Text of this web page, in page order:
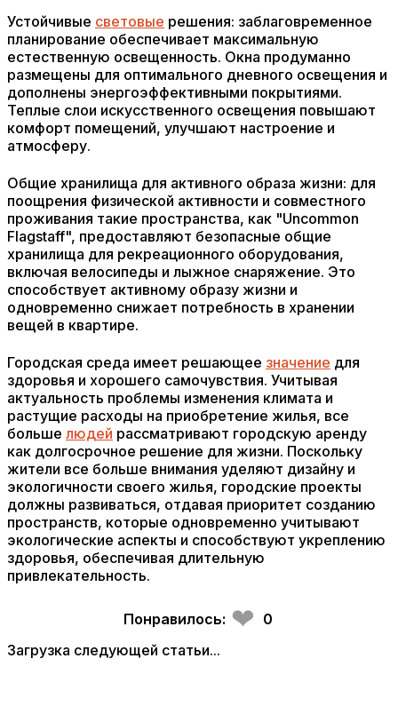
Устойчивые световые решения: заблаговременное
планирование обеспечивает максимальную
естественную освещенность. Окна продуманно
размещены для оптимального дневного освещения и
дополнены энергоэффективными покрытиями.
Теплые слои искусственного освещения повышают
комфорт помещений, улучшают настроение и
атмосферу.
Общие хранилища для активного образа жизни: для
поощрения физической активности и совместного
проживания такие пространства, как "Uncommon
Flagstaff", предоставляют безопасные общие
хранилища для рекреационного оборудования,
включая велосипеды и лыжное снаряжение. Это
способствует активному образу жизни и
одновременно снижает потребность в хранении
вещей в квартире.
Городская среда имеет решающее значение для
здоровья и хорошего самочувствия. Учитывая
актуальность проблемы изменения климата и
растущие расходы на приобретение жилья, все
больше людей рассматривают городскую аренду
как долгосрочное решение для жизни. Поскольку
жители все больше внимания уделяют дизайну и
экологичности своего жилья, городские проекты
должны развиваться, отдавая приоритет созданию
пространств, которые одновременно учитывают
экологические аспекты и способствуют укреплению
здоровья, обеспечивая длительную
привлекательность.
Понравилось: ❤ 0
Загрузка следующей статьи...